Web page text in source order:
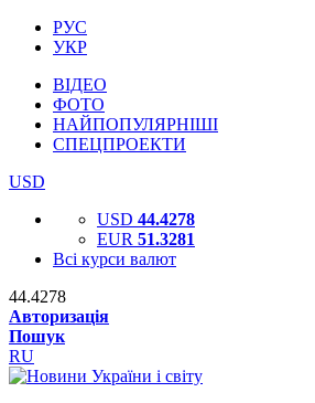
РУС
УКР
ВІДЕО
ФОТО
НАЙПОПУЛЯРНІШІ
СПЕЦПРОЕКТИ
USD
USD 44.4278
EUR 51.3281
Всі курси валют
44.4278
Авторизація
Пошук
RU